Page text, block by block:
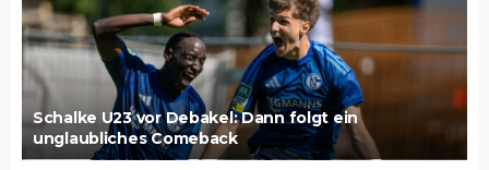
Schalke U23 vor Debakel: Dann folgt ein
unglaubliches Comeback